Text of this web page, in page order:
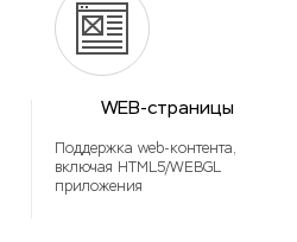
WEB-страницы
Поддержка web-контента,
включая HTML5/WEBGL
приложения